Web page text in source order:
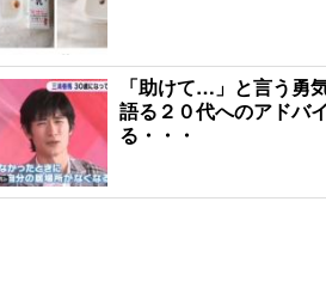
「助けて…」と言う
語る２０代へのアドバ
る・・・